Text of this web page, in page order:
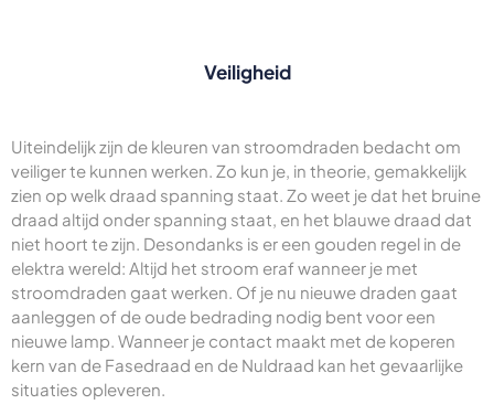
Veiligheid
Uiteindelijk zijn de kleuren van stroomdraden bedacht om
veiliger te kunnen werken. Zo kun je, in theorie, gemakkelijk
zien op welk draad spanning staat. Zo weet je dat het bruine
draad altijd onder spanning staat, en het blauwe draad dat
niet hoort te zijn. Desondanks is er een gouden regel in de
elektra wereld: Altijd het stroom eraf wanneer je met
stroomdraden gaat werken. Of je nu nieuwe draden gaat
aanleggen of de oude bedrading nodig bent voor een
nieuwe lamp. Wanneer je contact maakt met de koperen
kern van de Fasedraad en de Nuldraad kan het gevaarlijke
situaties opleveren.